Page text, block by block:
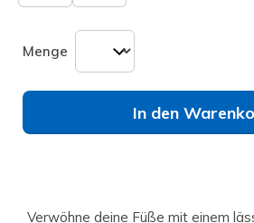
Menge
In den
Verwöhne deine Füße mit einem